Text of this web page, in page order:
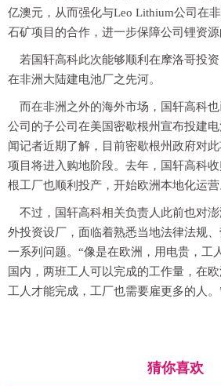
亿澳元，从而强化与Leo Lithium公司在
石矿项目的合作，进一步保障公司锂资源
若国轩高科此次能够顺利在摩洛哥投
在非洲大陆建电池厂之先河。
而在非洲之外的海外市场，国轩高科
公司的子公司在美国密歇根州宣布投建
闻记者近期了解，目前密歇根州政府对
项目将进入购地阶段。去年，国轩高科
根工厂也顺利投产，开始欧洲本地化运营
不过，国轩高科相关负责人此前也对
外投资设厂，面临着熟悉当地法律法规
一系列问题。“像是在欧洲，用电贵，工
国内，两班工人可以完成的工作量，在
工人才能完成，工厂也需要雇更多的人。
猜你喜欢